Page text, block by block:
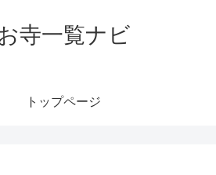
寺一覧ナビ
トップページ